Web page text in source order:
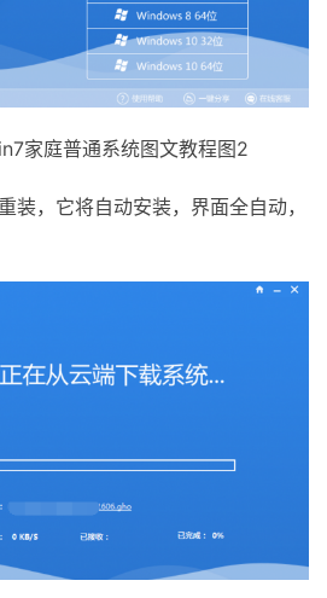
庭普通系统图文教程图2
，它将自动安装，界面全自动，